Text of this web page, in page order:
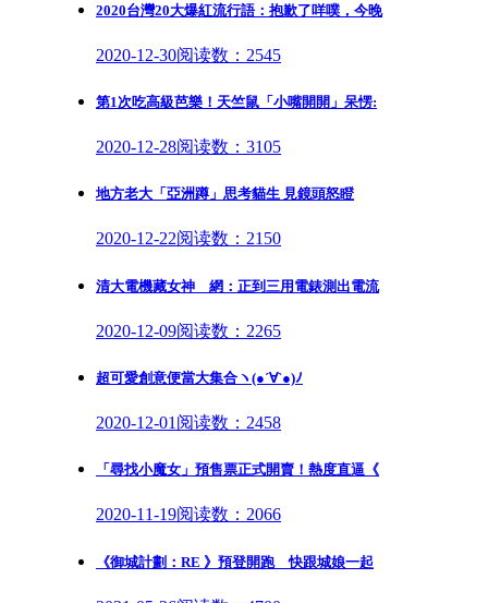
2020台灣20大爆紅流行語：抱歉了咩噗，今晚
2020-12-30阅读数：2545
第1次吃高級芭樂！天竺鼠「小嘴開開」呆愣:
2020-12-28阅读数：3105
地方老大「亞洲蹲」思考貓生 見鏡頭怒瞪
2020-12-22阅读数：2150
清大電機藏女神 網：正到三用電錶測出電流
2020-12-09阅读数：2265
超可愛創意便當大集合ヽ(●´∀`●)ﾉ
2020-12-01 阅读数：2458
「尋找小魔女」預售票正式開賣！熱度直逼《
2020-11-19阅读数：2066
《御城計劃：RE 》預登開跑 快跟城娘一起